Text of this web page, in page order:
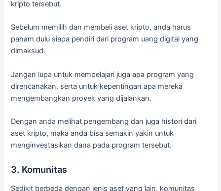
kripto tersebut.
Sebelum memilih dan membeli aset kripto, anda harus
paham dulu siapa pendiri dari program uang digital yang
dimaksud.
Jangan lupa untuk mempelajari juga apa program yang
direncanakan, serta untuk kepentingan apa mereka
mengembangkan proyek yang dijalankan.
Dengan anda melihat pengembang dan juga histori dari
aset kripto, maka anda bisa semakin yakin untuk
menginvestasikan dana pada program tersebut.
3. Komunitas
Sedikit berbeda dengan jenis aset yang lain, komunitas